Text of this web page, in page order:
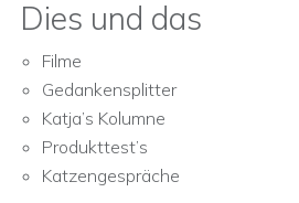
Dies und das
Filme
Gedankensplitter
Katja’s Kolumne
Produkttest’s
Katzengespräche